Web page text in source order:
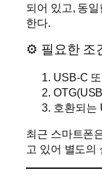
되어 있고, 동
한다.
⚙ 필요한 조
USB-C
호환되는
최근 스마트폰
고 있어 별도의